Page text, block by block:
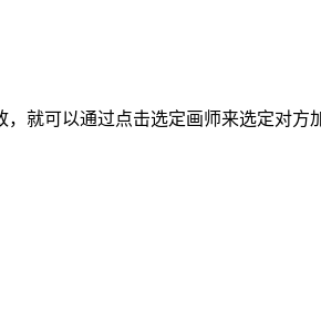
可以通过点击选定画师来选定对方